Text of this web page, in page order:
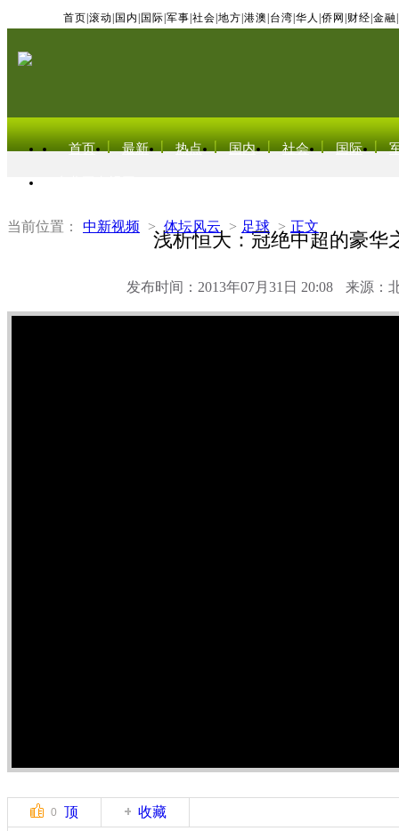
首页 滚动 国内 国际 军事 社会 地方 港澳 台湾 华人 侨网 财经 金融
首页 最新 热点 国内 社会 国际
当前位置： 中新视频 > 体坛风云 > 足球 > 正文
浅析恒大：冠绝中超的豪华
发布时间：2013年07月31日 20:08 来源：
0 顶 收藏